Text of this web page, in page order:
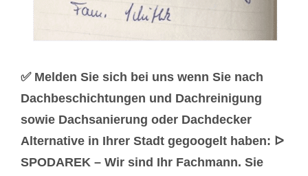
✅ Melden Sie sich bei uns wenn Sie nach
Dachbeschichtungen und Dachreinigung
sowie Dachsanierung oder Dachdecker
Alternative in Ihrer Stadt gegoogelt haben: ᐅ
SPODAREK – Wir sind Ihr Fachmann. Sie